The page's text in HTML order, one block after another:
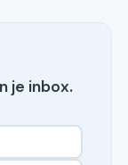
je inbox.